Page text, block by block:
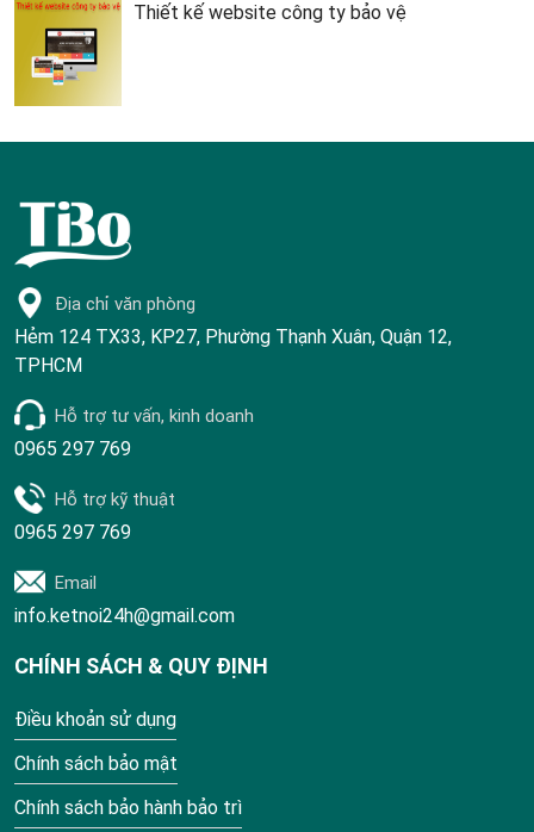
Thiết kế website công ty bảo vệ
Địa chỉ văn phòng
Hẻm 124 TX33, KP27, Phường Thạnh Xuân, Quận 12,
TPHCM
Hỗ trợ tư vấn, kinh doanh
0965 297 769
Hỗ trợ kỹ thuật
0965 297 769
Email
info.ketnoi24h@gmail.com
CHÍNH SÁCH & QUY ĐỊNH
Điều khoản sử dụng
Chính sách bảo mật
Chính sách bảo hành bảo trì